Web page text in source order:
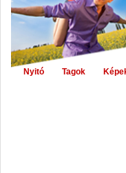
Nyitó Tagok